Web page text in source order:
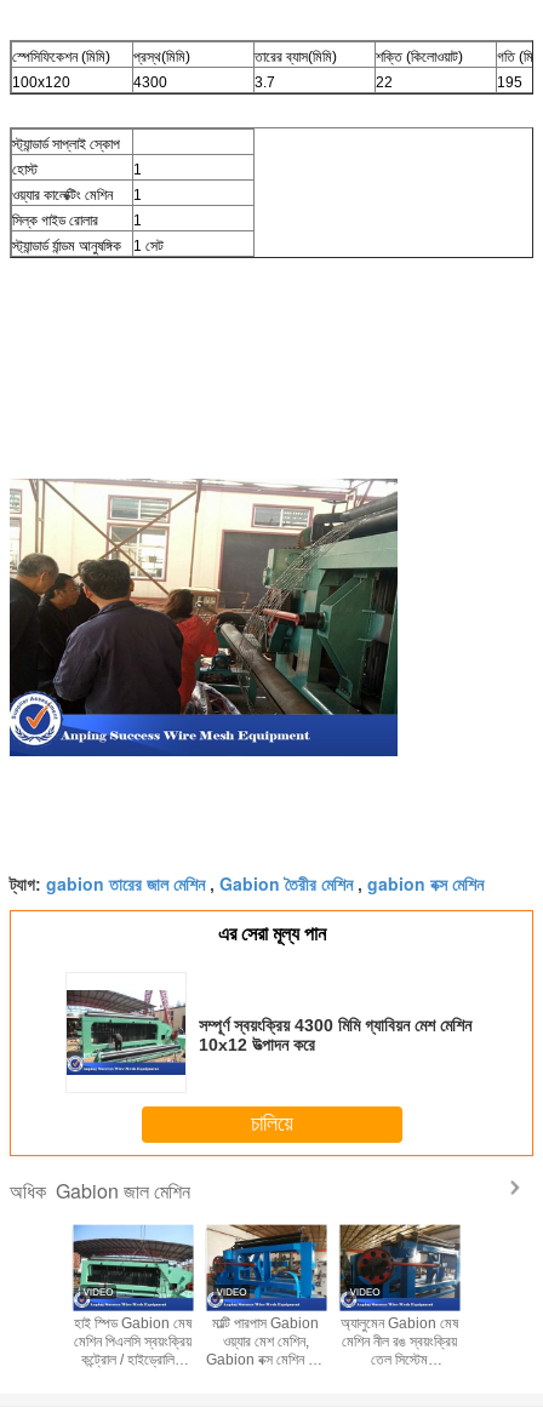
স্পেসিফিকেশন (মিমি) প্রস্থ(মিমি) তারের ব্যাস(মিমি) শক্তি (কিলোওয়াট)
গতি (মি/
100x120
4300 3.7 22 195
স্ট্যান্ডার্ড সাপ্লাই স্কোপ
হোস্ট
1
ওয়্যার কালেক্টিং মেশিন
1
সিল্ক গাইড রোলার
1
স্ট্যান্ডার্ড র্যান্ডম আনুষঙ্গিক
1 সেট
ট্যাগ: gabion তারের জাল মেশিন, Gabion তৈরীর মেশিন, gabion বক্স মেশিন
এর সেরা মূল্য পান
সম্পূর্ণ স্বয়ংক্রিয় 4300 মিমি গ্যাবিয়ন মেশ মেশিন
10x12 উত্পাদন করে
চালিয়ে
অধিক Gabion জাল মেশিন
হাই স্পিড Gabion মেষ
মেশিন পিএলসি স্বয়ংক্রিয়
কন্ট্রোল / হাইড্রোলিক
মাল্টি পারপাস Gabion
ওয়্যার মেশ মেশিন,
Gabion বক্স মেশিন উচ্চ
অ্যালুমেন Gabion মেষ
মেশিন নীল রঙ স্বয়ংক্রিয়
তেল সিস্টেম